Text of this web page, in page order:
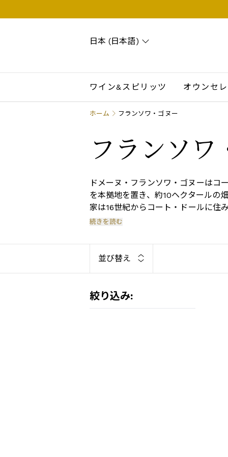
日本 (日本語)
Cart
ワイン&スピリッツ オウンセ
ホーム フランソワ・ゴヌー
フランソワ
ドメーヌ・フランソワ・ゴヌーはコ
を本拠地を置き、約10ヘクタールの
家は16世紀からコート・ドールに住
携わっています。フランソワは、ポ
の哲学を守り続けており、現在はフ
よって管理されています。親しみや
続きを読む
並び替え
絞り込み: